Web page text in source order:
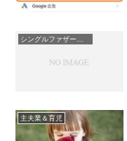
主夫業＆育児